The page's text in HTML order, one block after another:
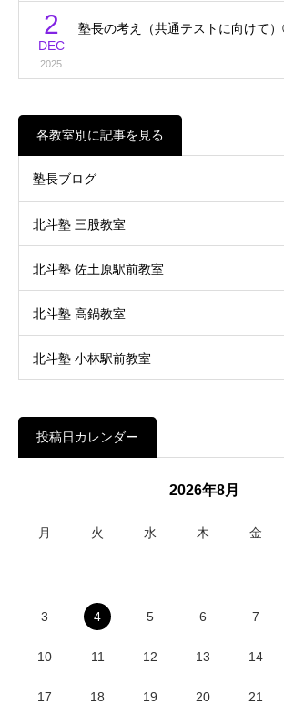
2
DEC
2025
塾長の考え（共通テストに向けて
各教室別に記事を見る
塾長ブログ
北斗塾 三股教室
北斗塾 佐土原駅前教室
北斗塾 高鍋教室
北斗塾 小林駅前教室
投稿日カレンダー
2026年8月
月 火 水 木 金
3 4 5 6 7
10 11 12 13 14
17 18 19 20 21